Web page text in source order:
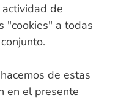
de
"cookies" a todas
de estas
en el presente